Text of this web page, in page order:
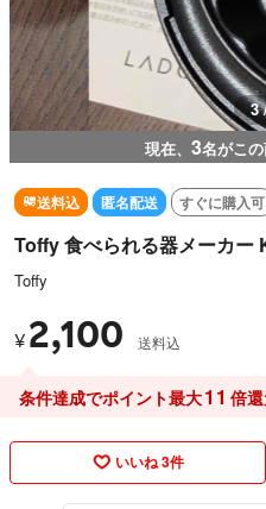
3
現在、 3名がこ
送料込 匿名配送 すぐに購入可
Toffy 食べられる器メーカー
Toffy
¥ 2,100 送料込
条件達成でポイント最大11 倍還
いいね 3件